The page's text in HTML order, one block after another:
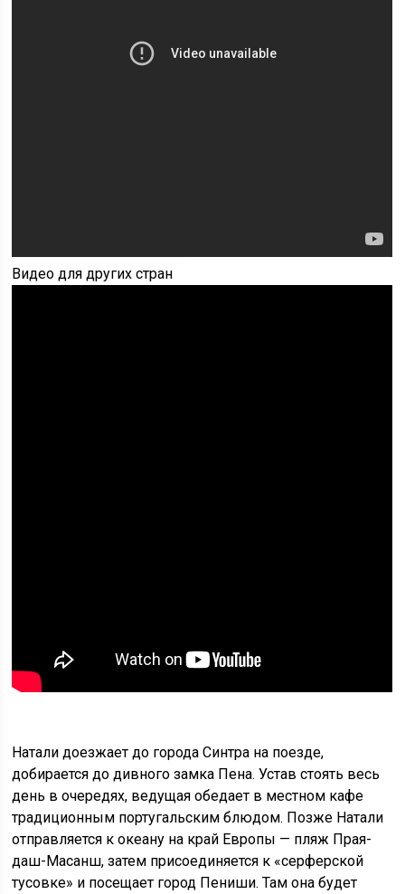
Видео для других стран
Натали доезжает до города Синтра на поезде,
добирается до дивного замка Пена. Устав стоять весь
день в очередях, ведущая обедает в местном кафе
традиционным португальским блюдом. Позже Натали
отправляется к океану на край Европы — пляж Прая-
даш-Масанш, затем присоединяется к «серферской
тусовке» и посещает город Пениши. Там она будет